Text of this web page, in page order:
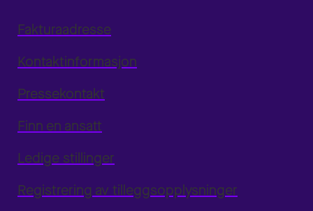
Fakturaadresse
Kontaktinformasjon
Pressekontakt
Finn en ansatt
Ledige stillinger
Registrering av tilleggsopplysninger